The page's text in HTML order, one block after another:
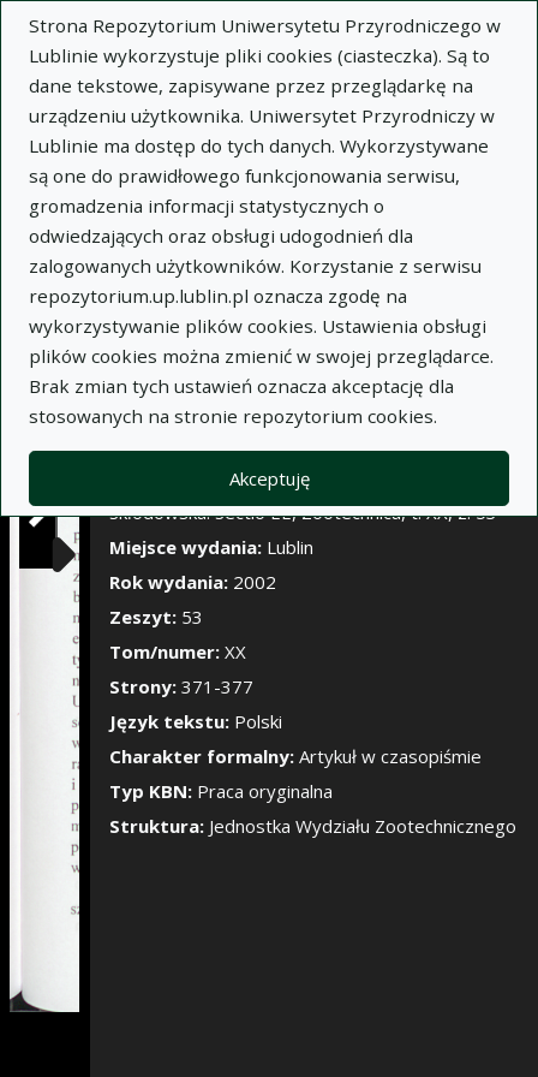
Strona Repozytorium Uniwersytetu Przyrodniczego w
Lublinie wykorzystuje pliki cookies (ciasteczka). Są to
dane tekstowe, zapisywane przez przeglądarkę na
urządzeniu użytkownika. Uniwersytet Przyrodniczy w
Lublinie ma dostęp do tych danych. Wykorzystywane
są one do prawidłowego funkcjonowania serwisu,
gromadzenia informacji statystycznych o
odwiedzających oraz obsługi udogodnień dla
zalogowanych użytkowników. Korzystanie z serwisu
repozytorium.up.lublin.pl oznacza zgodę na
wykorzystywanie plików cookies. Ustawienia obsługi
plików cookies można zmienić w swojej przeglądarce.
Brak zmian tych ustawień oznacza akceptację dla
stosowanych na stronie repozytorium cookies.
Akceptuję
Pokaż/Ukryj
×
Opis Notatki
Autor:
Wacław Krasucki
Katarzyna Szafran
Eugeniusz R. Grela
Tytuł:Wpływ dodatku preparatu
zakwaszającego na wyniki tuczu świń żywionych
mieszankami zawierającymi groch lub łubin żółty
Wariant tytułu:The effect diets containing
acidifiers made of pea or yellow on the
performance of growing-finishing pigs
Annales Universitatis Mariae Curie-
Skłodowska. Sectio EE, Zootechnica, t. XX, z. 53
Miejsce wydania: Lublin
Rok wydania: 2002
Zeszyt: 53
Tom/numer: XX
Strony: 371-377
Język tekstu: Polski
Charakter formalny: Artykuł w czasopiśmie
Typ KBN: Praca oryginalna
Struktura: Jednostka Wydziału Zootechnicznego